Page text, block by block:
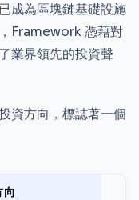
成為區塊鏈基礎設施
Framework 憑藉對
業界領先的投資聲
資方向，標誌著一個
向